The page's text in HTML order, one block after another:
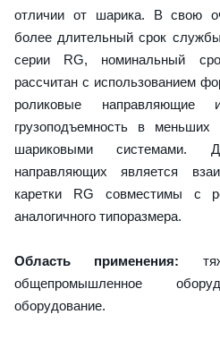
отличии от шарика. В свою
более длительный срок
серии RG, номинальный
рассчитан с использованием
роликовые
грузоподъемность в
шариковыми системами.
направляющих является
каретки RG совместимы с
аналогичного типоразмера.
Область применения:
общепромышленное
оборудование.